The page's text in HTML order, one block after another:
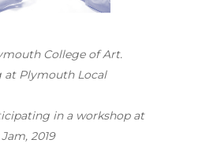
College of Art.
Plymouth Local
in a workshop at
2019